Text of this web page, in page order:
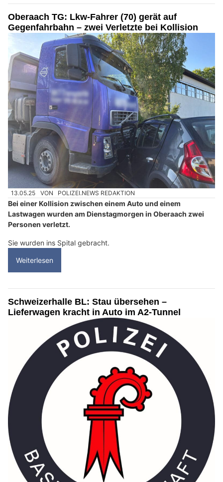
Oberaach TG: Lkw-Fahrer (70) gerät auf
Gegenfahrbahn – zwei Verletzte bei Kollision
13.05.25 VON POLIZEI.NEWS REDAKTION
Bei einer Kollision zwischen einem Auto und einem
Lastwagen wurden am Dienstagmorgen in Oberaach zwei
Personen verletzt.
Sie wurden ins Spital gebracht.
Weiterlesen
Schweizerhalle BL: Stau übersehen –
Lieferwagen kracht in Auto im A2-Tunnel